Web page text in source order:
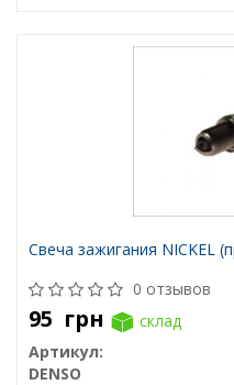
Свеча зажигания NICKEL
0 отзывов
95 грн
склад
Артикул:
DENSO